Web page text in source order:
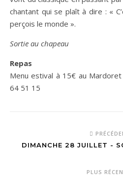
chantant qui se plaît à dire : «
perçois le monde ».
Sortie au chapeau
Repas
Menu estival à 15€ au
64 51 15
DIMANCHE 28 JUILLET -
PLUS